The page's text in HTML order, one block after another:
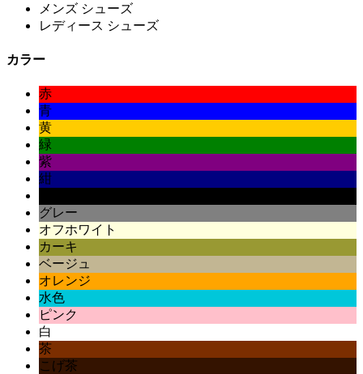
メンズ シューズ
レディース シューズ
カラー
赤
青
黄
緑
紫
紺
グレー
オフホワイト
カーキ
ベージュ
オレンジ
水色
ピンク
白
茶
こげ茶